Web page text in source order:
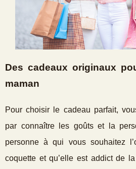
Des cadeaux originaux
maman
Pour choisir le cadeau parfait,
par connaître les goûts et la
personne à qui vous souhaitez
coquette et qu’elle est addict de